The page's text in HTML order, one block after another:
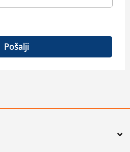
Pošalji